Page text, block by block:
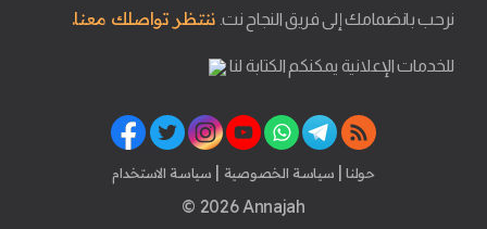
نرحب بانضمامك إلى فريق النجاح نت. ننتظر تواصلك معنا.
للخدمات الإعلانية يمكنكم الكتابة لنا
حولنا | سياسة الخصوصية | سياسة الاستخدام
© 2026 Annajah